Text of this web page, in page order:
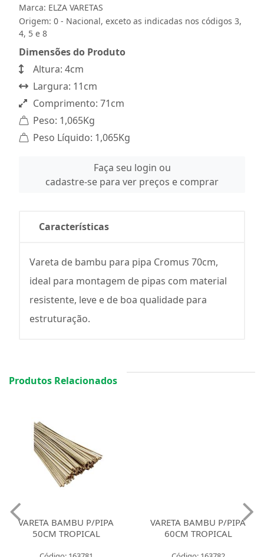
Marca: ELZA VARETAS
Origem: 0 - Nacional, exceto as indicadas nos códigos 3,
4, 5 e 8
Dimensões do Produto
Altura: 4cm
Largura: 11cm
Comprimento: 71cm
Peso: 1,065Kg
Peso Líquido: 1,065Kg
Faça seu login ou
cadastre-se para ver preços e comprar
Características
Vareta de bambu para pipa Cromus 70cm,
ideal para montagem de pipas com material
resistente, leve e de boa qualidade para
estruturação.
Produtos Relacionados
VARETA BAMBU P/PIPA
50CM TROPICAL
VARETA BAMBU P/PIPA
60CM TROPICAL